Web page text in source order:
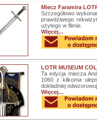
Miecz Faramira
Szczegółowo
prawdziwego
użytego w filmie.
Więcej...
LOTR MUSEUM
Ta edycja miecza
1060 z kilkoma
dokładniej
Więcej...